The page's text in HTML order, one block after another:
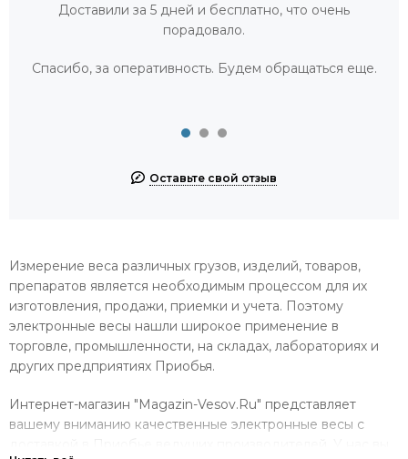
Доставили за 5 дней и бесплатно, что очень
порадовало.
Спасибо, за оперативность. Будем обращаться еще.
Оставьте свой отзыв
Измерение веса различных грузов, изделий, товаров,
препаратов является необходимым процессом для их
изготовления, продажи, приемки и учета. Поэтому
электронные весы нашли широкое применение в
торговле, промышленности, на складах, лабораториях и
других предприятиях Приобья.
Интернет-магазин "Magazin-Vesov.Ru" представляет
вашему вниманию качественные электронные весы с